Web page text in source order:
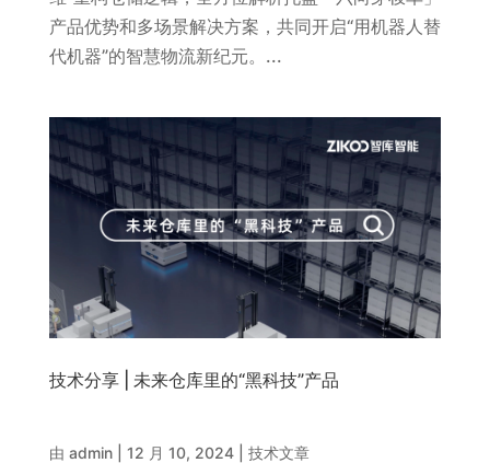
产品优势和多场景解决方案，共同开启“用机器人替
代机器”的智慧物流新纪元。...
技术分享 | 未来仓库里的“黑科技”产品
由 admin| 12 月 10, 2024| 技术文章